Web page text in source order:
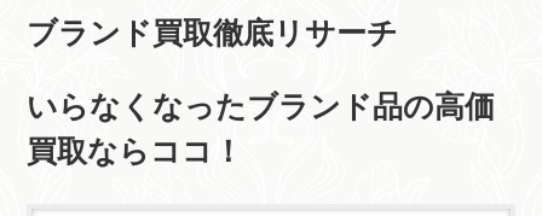
ブランド買取徹底リサーチ
いらなくなったブランド品の高価
買取ならココ！